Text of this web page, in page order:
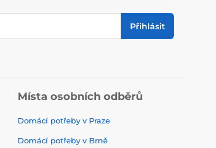
Přihlásit
Místa osobních odběrů
Domácí potřeby v Praze
Domácí potřeby v Brně